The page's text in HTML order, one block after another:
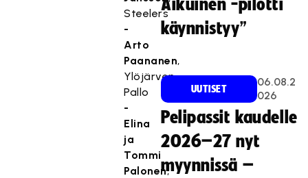
Steelers
-
Arto
Paananen,
Ylöjärven
Pallo
-
Elina
ja
Tommi
Palonen,
Aikuinen -pilotti
käynnistyy”
UUTISET
06.08.2
026
Pelipassit kaudelle
2026–27 nyt
myynnissä –